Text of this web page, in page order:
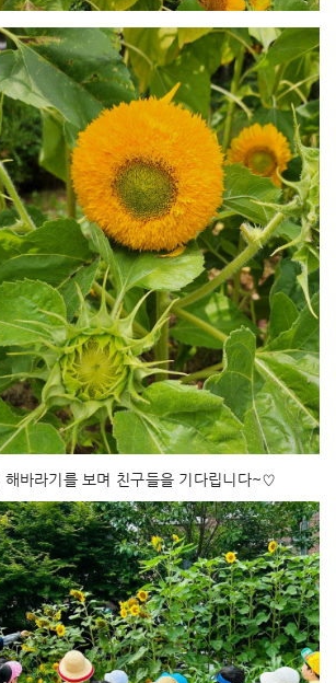
해바라기를 보며 친구들을 기다립니다~♡